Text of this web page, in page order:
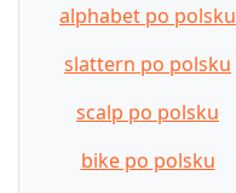
alphabet po polsku
slattern po polsku
scalp po polsku
bike po polsku